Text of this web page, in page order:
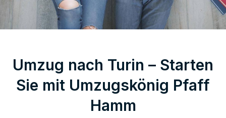
Umzug nach Turin – Starten
Sie mit Umzugskönig Pfaff
Hamm